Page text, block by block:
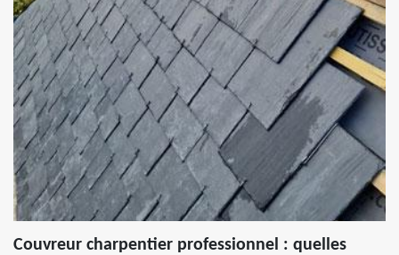
Couvreur charpentier professionnel : quelles